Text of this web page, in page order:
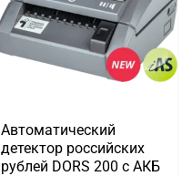
Автоматический
детектор российских
рублей DORS 200 с АКБ